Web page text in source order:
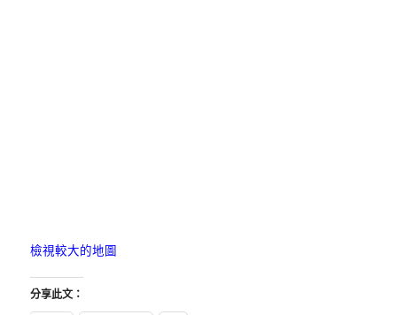
檢視較大的地圖
分享此文：